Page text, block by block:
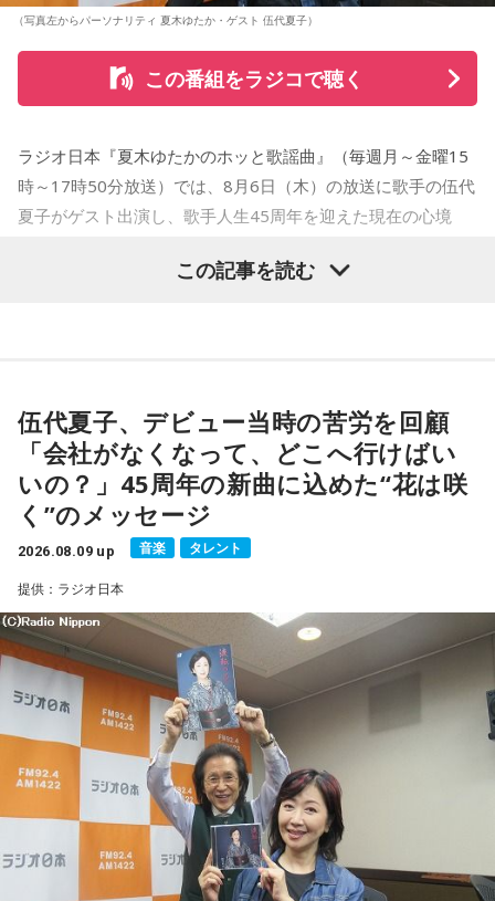
（写真左からパーソナリティ 夏木ゆたか・ゲスト 伍代夏子）
この番組をラジコで聴く
ラジオ日本『夏木ゆたかのホッと歌謡曲』（毎週月～金曜15
時～17時50分放送）では、8月6日（木）の放送に歌手の伍代
夏子がゲスト出演し、歌手人生45周年を迎えた現在の心境
ることを明かした。また、歌手はレコーディングを終えた
後、自分自身が“演出家”となって楽曲を育てていく仕事でもあ
ると語り、長年培ってきた表現者としての思いを語った。
一方で、デビュー当時は決して順風満帆ではなかった。デビ
ューから間もなく所属レコード会社がなくなり、「どこへ行
けばいいの？」と途方に暮れたことや、芸名を何度も変えな
がら挑戦を続けてきた日々を振り返る。それでも諦めずに歌
い続けた経験が、45周年記念シングル「露天の花」に込めた
「どんな環境でも花は咲く」「その場所で咲く花がある」と
いうメッセージにつながっていると話した。人生は何度でも
立ち上がれるという応援歌は、自身の歩みそのものでもある
という。
さらに、趣味についてもトークを展開。愛犬と過ごす時間を
増やすために驚くべきあるものを購入したと言う。さて何を
購入したのか…？ 詳しくはradikoタイムフリーで！
この記事を読む
伍代夏子、デビュー当時の苦労を回顧
「会社がなくなって、どこへ行けばい
いの？」45周年の新曲に込めた“花は咲
く”のメッセージ
2026.08.09 up 音楽 タレント
提供：ラジオ日本